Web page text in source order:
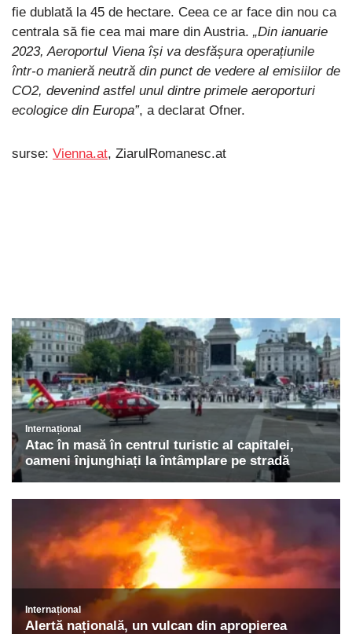
fie dublată la 45 de hectare. Ceea ce ar face din nou ca
centrala să fie cea mai mare din Austria. „Din ianuarie
2023, Aeroportul Viena își va desfășura operațiunile
într-o manieră neutră din punct de vedere al emisiilor de
CO2, devenind astfel unul dintre primele aeroporturi
ecologice din Europa”, a declarat Ofner.
surse: Vienna.at, ZiarulRomanesc.at